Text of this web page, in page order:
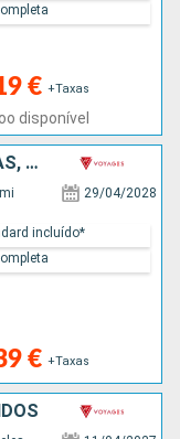
€ +Taxas
disponível
ILHAS TURCAS E CAICOS, BAHAMAS, ESTADOS UNIDOS
29/04/2028
€ +Taxas
incluído*